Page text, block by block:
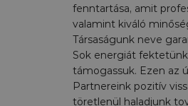
fenntartása, amit
valamint kiváló
Társaságunk neve
Sok energiát
támogassuk. Ezen az
Partnereink pozitív
töretlenül haladjunk